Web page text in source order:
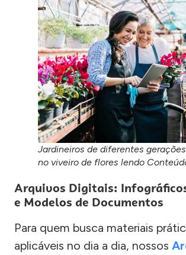
Jardineiros de diferentes
no viveiro de flores lendo
Arquivos Digitais:
e Modelos de Documentos
Para quem busca materiais
aplicáveis no dia a dia, nossos